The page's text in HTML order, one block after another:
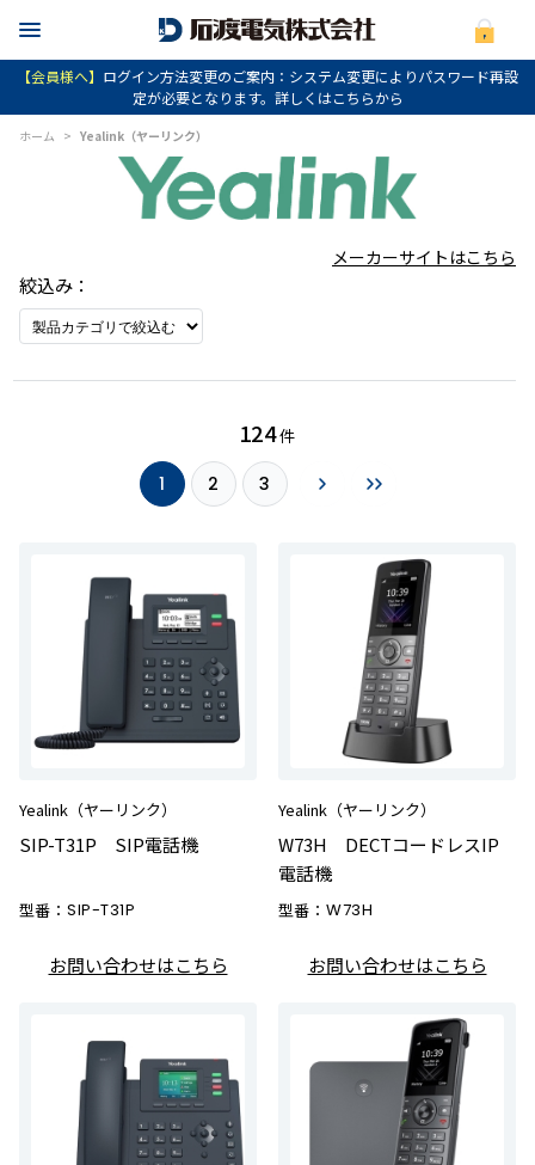
【会員様へ】 ログイン方法変更のご案内：システム変更によりパスワード再設
定が必要となります。詳しくはこちらから
ホーム > Yealink（ヤーリンク）
メーカーサイトはこちら
絞込み：
124件
1 2 3
Yealink（ヤーリンク）
SIP-T31P SIP電話機
型番： SIP-T31P
お問い合わせはこちら
Yealink（ヤーリンク）
W73H DECTコードレスIP
電話機
型番： W73H
お問い合わせはこちら